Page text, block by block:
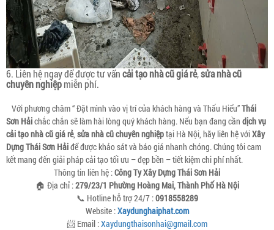
6. Liên hệ ngay để được tư vấncải tạo nhà cũ giá rẻ,sửa nhà cũ
chuyên nghiệpmiễn phí.
Với phương châm “ Đặt mình vào vị trí của khách hàng và Thấu Hiểu”Thái
Sơn Hảichắc chắn sẽ làm hài lòng quý khách hàng. Nếu bạn đang cần dịch vụ
cải tạo nhà cũ giá rẻ, sửa nhà cũ chuyên nghiệptại Hà Nội, hãy liên hệ vớiXây
Dựng Thái Sơn Hảiđể được khảo sát và báo giá nhanh chóng. Chúng tôi cam
kết mang đến giải pháp cải tạo tối ưu – đẹp bền – tiết kiệm chi phí nhất.
Thông tin liên hệ :Công Ty Xây Dựng Thái Sơn Hải
🏠 Địa chỉ :279/23/1 Phường Hoàng Mai, Thành Phố Hà Nội
📞 Hotline hỗ trợ 24/7 :0918558289
Website :Xaydunghaiphat.com
📨 Email :Xaydungthaisonhai@gmail.com